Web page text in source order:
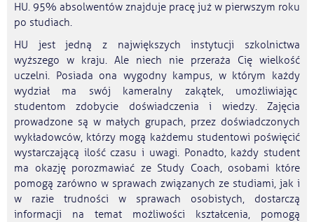
HU. 95% absolwentów znajduje pracę już w pierwszym roku
po studiach.
HU jest jedną z największych instytucji szkolnictwa
wyższego w kraju. Ale niech nie przeraża Cię wielkość
uczelni. Posiada ona wygodny kampus, w którym każdy
wydział ma swój kameralny zakątek, umożliwiając
studentom zdobycie doświadczenia i wiedzy. Zajęcia
prowadzone są w małych grupach, przez doświadczonych
wykładowców, którzy mogą każdemu studentowi poświęcić
wystarczającą ilość czasu i uwagi. Ponadto, każdy student
ma okazję porozmawiać ze Study Coach, osobami które
pomogą zarówno w sprawach związanych ze studiami, jak i
w razie trudności w sprawach osobistych, dostarczą
informacji na temat możliwości kształcenia, pomogą